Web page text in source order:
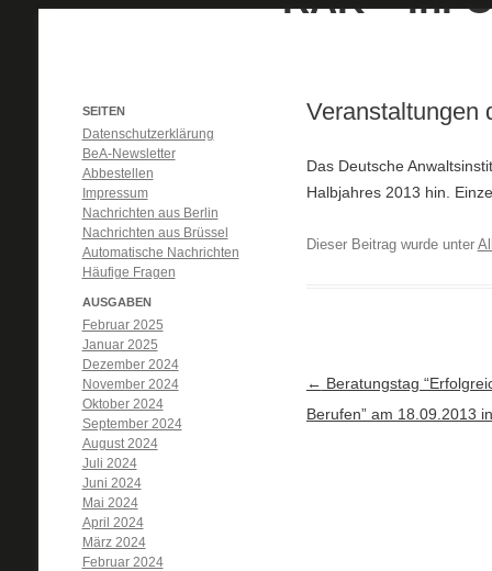
Veranstaltungen
Das Deutsche
Halbjahres 2013 hin.
Dieser Beitrag wurde unter
Artikel-Navigation
← Beratungstag
Berufen” am 18.09.2013
SEITEN
Datenschutzerklärung
BeA-Newsletter
Abbestellen
Impressum
Nachrichten aus Berlin
Nachrichten aus Brüssel
Automatische Nachrichten
Häufige Fragen
AUSGABEN
Februar 2025
Januar 2025
Dezember 2024
November 2024
Oktober 2024
September 2024
August 2024
Juli 2024
Juni 2024
Mai 2024
April 2024
März 2024
Februar 2024